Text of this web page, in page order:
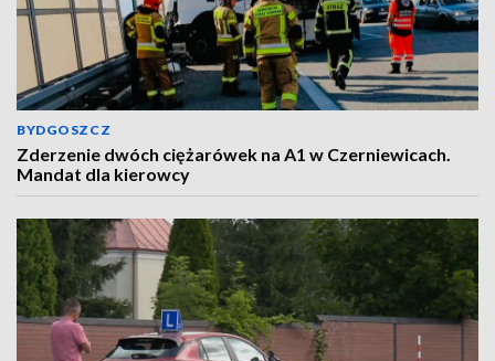
BYDGOSZCZ
Zderzenie dwóch ciężarówek na A1 w Czerniewicach.
Mandat dla kierowcy